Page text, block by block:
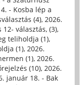
- Kosba lép a
(4), 2026.
választás, (3),
teliholdja (1),
(1), 2026.
(1), 2026.
(10), 2026.
január 18. - Bak